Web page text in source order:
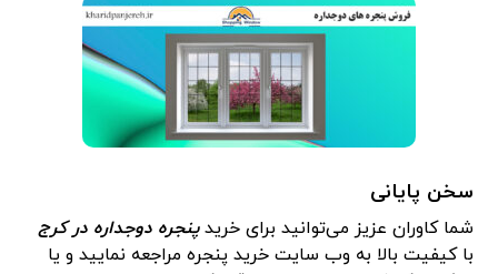
سخن پایانی
شما کاوران عزیز می‌توانید برای خریدپنجره دوجداره در کرج
با کیفیت بالا به وب سایت خرید پنجره مراجعه نمایید و یا